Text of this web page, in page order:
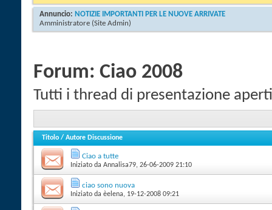
Annuncio: NOTIZIE IMPORTANTI PER LE NUOVE ARRIVATE
Amministratore ‎(Site Admin)
Forum: Ciao 2008
Tutti i thread di presentazione
Titolo / Autore Discussione
Ciao a tutte
Iniziato da Annalisa79‎, 26-06-2009 21:10
ciao sono nuova
Iniziato da èelena‎, 19-12-2008 09:21